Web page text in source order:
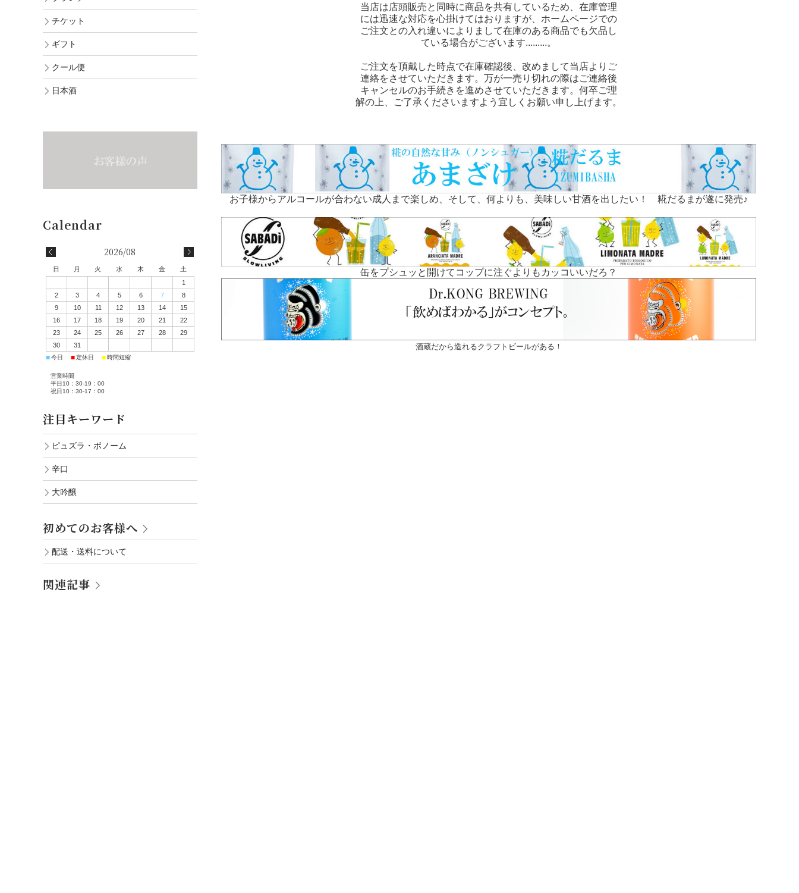
当店は店頭販売と同時に商品を共有しているため、在庫管理
には迅速な対応を心掛けてはおりますが、ホームページでの
ご注文との入れ違いによりまして在庫のある商品でも欠品し
ている場合がございます.........。
ご注文を頂戴した時点で在庫確認後、改めまして当店よりご
連絡をさせていただきます。万が一売り切れの際はご連絡後
キャンセルのお手続きを進めさせていただきます。何卒ご理
解の上、ご了承くださいますよう宜しくお願い申し上げます。
お子様からアルコールが合わない成人まで楽しめ、そして、何よりも、美味しい甘酒を出したい！ 糀だるまが遂に発売♪
缶をプシュッと開けてコップに注ぐよりもカッコいいだろ？
酒蔵だから造れるクラフトビールがある！
チケット
ギフト
クール便
日本酒
2026/08
日 月 火 水 木 金
土
1
2
3 4 5 6 7
8
9
10 11 12 13 14
15
16
17 18 19 20 21
22
23
24 25 26 27 28
29
30
31
■今日 ■定休日 ■時間短縮
営業時間
平日10：30-19：00
祝日10：30-17：00
注目キーワード
ピュズラ・ボノーム
辛口
大吟醸
初めてのお客様へ
配送・送料について
関連記事